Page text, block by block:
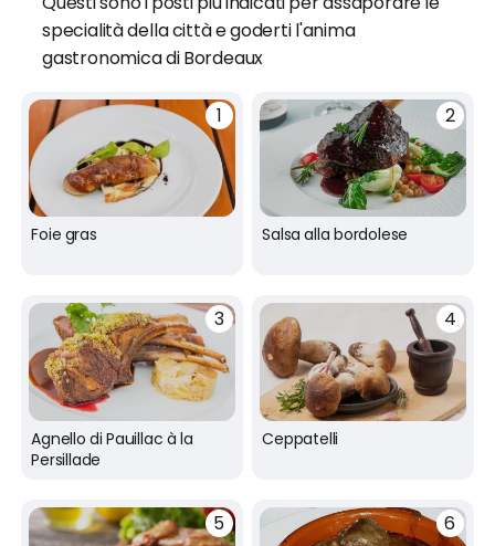
specialità della città e goderti l'anima
gastronomica di Bordeaux
Foie gras Salsa alla bordolese
Agnello di Pauillac à la
Persillade
Ceppatelli